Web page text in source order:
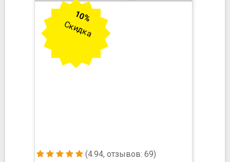
(4.94, отзывов: 69)
10%
Скидка